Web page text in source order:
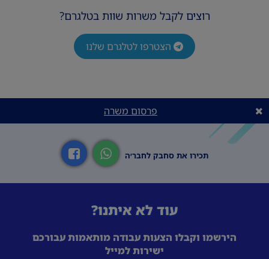
רוצים לקבל משרות שוות בטלגרם?
הצטרפו לטלגרם שלנו
פרסום משרה
תכירו את סחבק לחבר׳ה
עוד לא איתנו?
הירשמו וקבלו הצעות עבודה מותאמות עבורכם
ישירות למייל